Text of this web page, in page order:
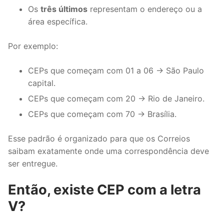
Os três últimos representam o endereço ou a
área específica.
Por exemplo:
CEPs que começam com 01 a 06 → São Paulo
capital.
CEPs que começam com 20 → Rio de Janeiro.
CEPs que começam com 70 → Brasília.
Esse padrão é organizado para que os Correios
saibam exatamente onde uma correspondência deve
ser entregue.
Então, existe CEP com a letra
V?